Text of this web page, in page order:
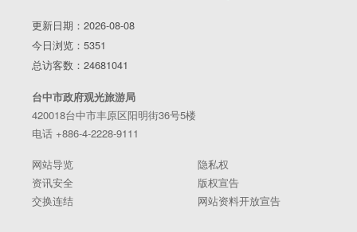
更新日期：2026-08-08
今日浏览：5351
总访客数：24681041
台中市政府观光旅游局
420018台中市丰原区阳明街36号5楼
电话 +886-4-2228-9111
网站导览
隐私权
资讯安全
版权宣告
交换连结
网站资料开放宣告